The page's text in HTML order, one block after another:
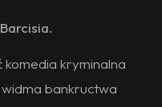
komedia kryminalna
bankructwa